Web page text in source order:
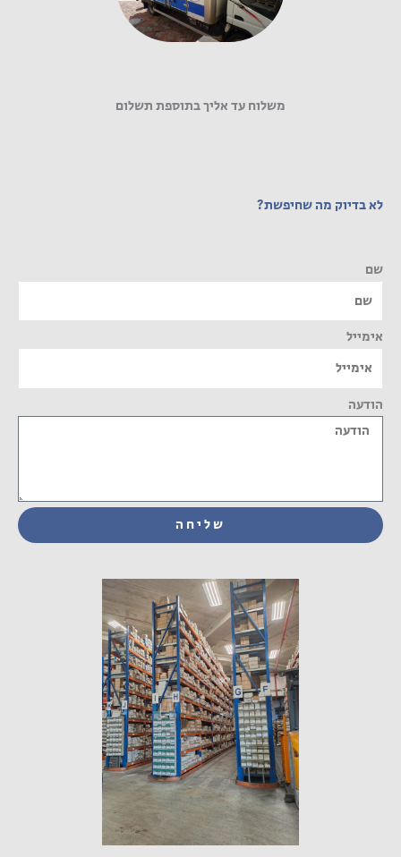
משלוח עד אליך בתוספת תשלום
לא בדיוק מה שחיפשת?
שם
אימייל
הודעה
שליחה